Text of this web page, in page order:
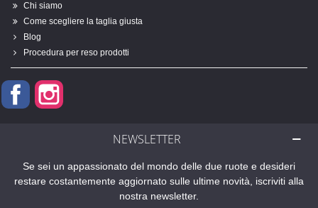
Chi siamo
Come scegliere la taglia giusta
Blog
Procedura per reso prodotti
Facebook
NEWSLETTER
Se sei un appassionato del mondo delle due ruote e desideri
restare costantemente aggiornato sulle ultime novità, iscriviti alla
nostra newsletter.